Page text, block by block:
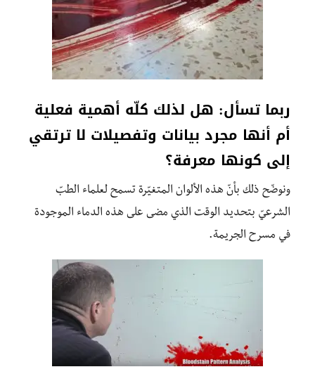
ربما تسأل: هل لذلك كلّه أهمية فعلية
أم أنها مجرد بيانات وتفصيلات لا ترتقي
إلى كونها معرفة؟
ونوضّح ذلك بأنّ هذه الألوان المتغيّرة تسمح لعلماء الطبّ
الشرعيّ بتحديد الوقت الذي مضى على هذه الدماء الموجودة
في مسرح الجريمة.